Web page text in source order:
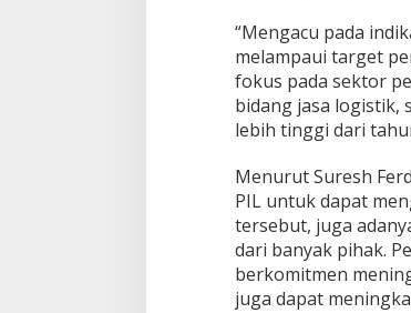
“Mengacu pada
melampaui target
fokus pada sektor
bidang jasa logistik,
lebih tinggi dari
Menurut Suresh
PIL untuk dapat
tersebut, juga
dari banyak pihak.
berkomitmen
juga dapat